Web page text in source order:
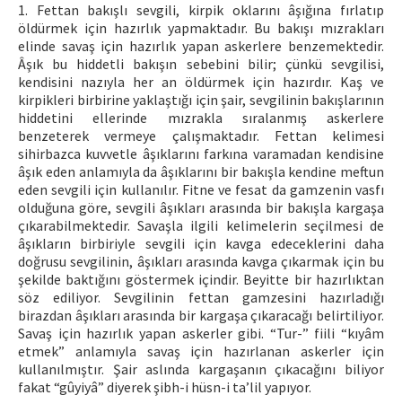
1. Fettan bakışlı sevgili, kirpik oklarını âşığına fırlatıp
öldürmek için hazırlık yapmaktadır. Bu bakışı mızrakları
elinde savaş için hazırlık yapan askerlere benzemektedir.
Âşık bu hiddetli bakışın sebebini bilir; çünkü sevgilisi,
kendisini nazıyla her an öldürmek için hazırdır. Kaş ve
kirpikleri birbirine yaklaştığı için şair, sevgilinin bakışlarının
hiddetini ellerinde mızrakla sıralanmış askerlere
benzeterek vermeye çalışmaktadır. Fettan kelimesi
sihirbazca kuvvetle âşıklarını farkına varamadan kendisine
âşık eden anlamıyla da âşıklarını bir bakışla kendine meftun
eden sevgili için kullanılır. Fitne ve fesat da gamzenin vasfı
olduğuna göre, sevgili âşıkları arasında bir bakışla kargaşa
çıkarabilmektedir. Savaşla ilgili kelimelerin seçilmesi de
âşıkların birbiriyle sevgili için kavga edeceklerini daha
doğrusu sevgilinin, âşıkları arasında kavga çıkarmak için bu
şekilde baktığını göstermek içindir. Beyitte bir hazırlıktan
söz ediliyor. Sevgilinin fettan gamzesini hazırladığı
birazdan âşıkları arasında bir kargaşa çıkaracağı belirtiliyor.
Savaş için hazırlık yapan askerler gibi. “Tur-” fiili “kıyâm
etmek” anlamıyla savaş için hazırlanan askerler için
kullanılmıştır. Şair aslında kargaşanın çıkacağını biliyor
fakat “gûyiyâ” diyerek şibh-i hüsn-i ta’lil yapıyor.